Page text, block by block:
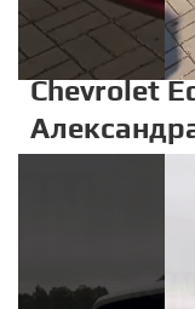
Chevrolet